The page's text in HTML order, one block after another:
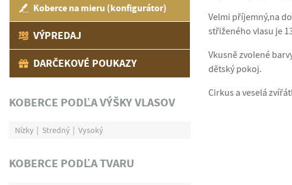
Koberce na mieru (konfigurátor)
VÝPREDAJ
DARČEKOVÉ POUKAZY
KOBERCE PODĽA VÝŠKY VLASOV
Nízky Stredný Vysoký
KOBERCE PODĽA TVARU
Velmi příjemný,na
střiženého vlasu je
Vkusně zvolené
dětský pokoj.
Cirkus a veselá